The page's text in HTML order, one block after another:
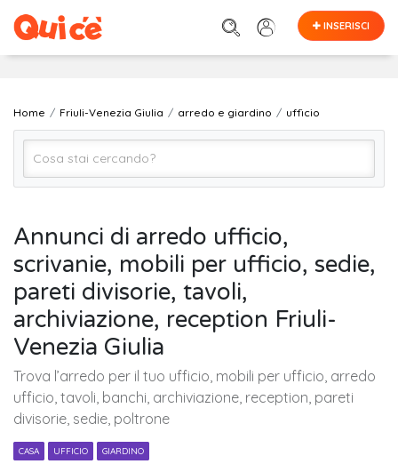
INSERISCI
Home Friuli-Venezia Giulia arredo e giardino ufficio
FRIULI-VENEZIA GIULIA (regione)
Cerca
Annunci di arredo ufficio,
scrivanie, mobili per ufficio, sedie,
pareti divisorie, tavoli,
archiviazione, reception Friuli-
Venezia Giulia
Trova l’arredo per il tuo ufficio, mobili per ufficio, arredo
ufficio, tavoli, banchi, archiviazione, reception, pareti
divisorie, sedie, poltrone
CASA UFFICIO GIARDINO